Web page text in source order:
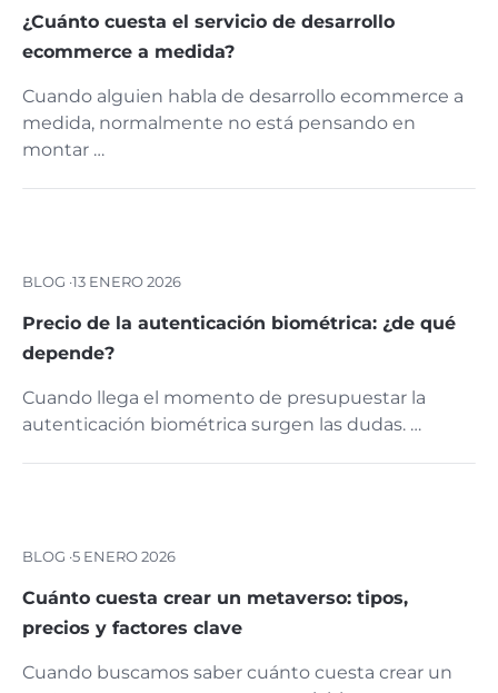
¿Cuánto cuesta el servicio de desarrollo
ecommerce a medida?
Cuando alguien habla de desarrollo ecommerce a
medida, normalmente no está pensando en
montar …
BLOG ·13 ENERO 2026
Precio de la autenticación biométrica: ¿de qué
depende?
Cuando llega el momento de presupuestar la
autenticación biométrica surgen las dudas. …
BLOG ·5 ENERO 2026
Cuánto cuesta crear un metaverso: tipos,
precios y factores clave
Cuando buscamos saber cuánto cuesta crear un